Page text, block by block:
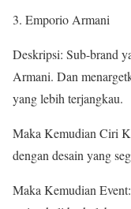
3. Emporio Armani
Deskripsi: Sub-brand
Armani. Dan
yang lebih terjangkau.
Maka Kemudian Ciri
dengan desain yang
Maka Kemudian